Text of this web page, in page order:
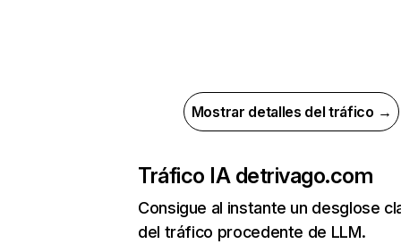
Mostrar detalles del tráfico →
Tráfico IA detrivago.com
Consigue al instante un desglose
del tráfico procedente de LLM.